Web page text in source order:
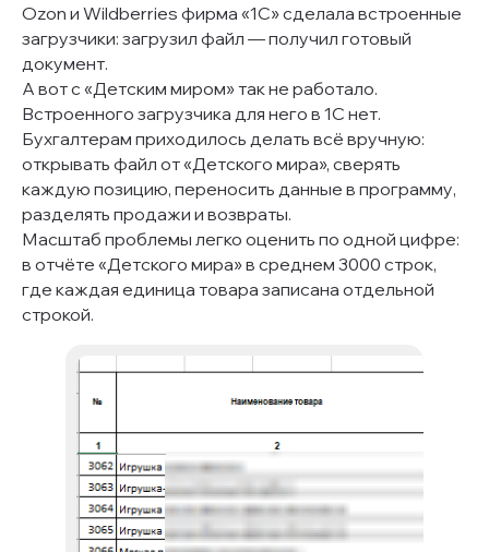
Ozon и Wildberries фирма «1С» сделала встроенные
загрузчики: загрузил файл — получил готовый
документ.
А вот с «Детским миром» так не работало.
Встроенного загрузчика для него в 1С нет.
Бухгалтерам приходилось делать всё вручную:
открывать файл от «Детского мира», сверять
каждую позицию, переносить данные в программу,
разделять продажи и возвраты.
Масштаб проблемы легко оценить по одной цифре:
в отчёте «Детского мира» в среднем 3000 строк,
где каждая единица товара записана отдельной
строкой.